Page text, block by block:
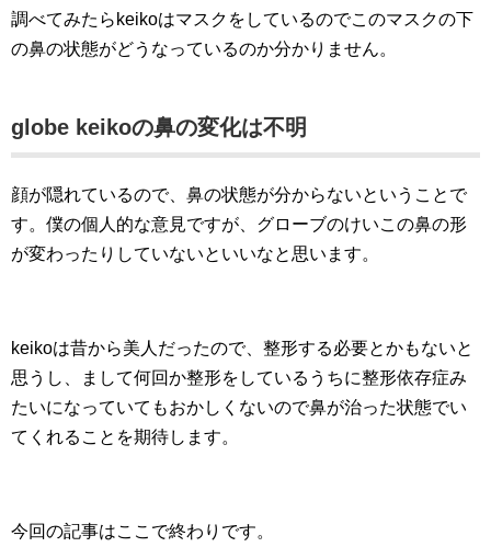
調べてみたらkeikoはマスクをしているのでこのマスクの下
の鼻の状態がどうなっているのか分かりません。
globe keikoの鼻の変化は不明
顔が隠れているので、鼻の状態が分からないということで
す。僕の個人的な意見ですが、グローブのけいこの鼻の形
が変わったりしていないといいなと思います。
keikoは昔から美人だったので、整形する必要とかもないと
思うし、まして何回か整形をしているうちに整形依存症み
たいになっていてもおかしくないので鼻が治った状態でい
てくれることを期待します。
今回の記事はここで終わりです。